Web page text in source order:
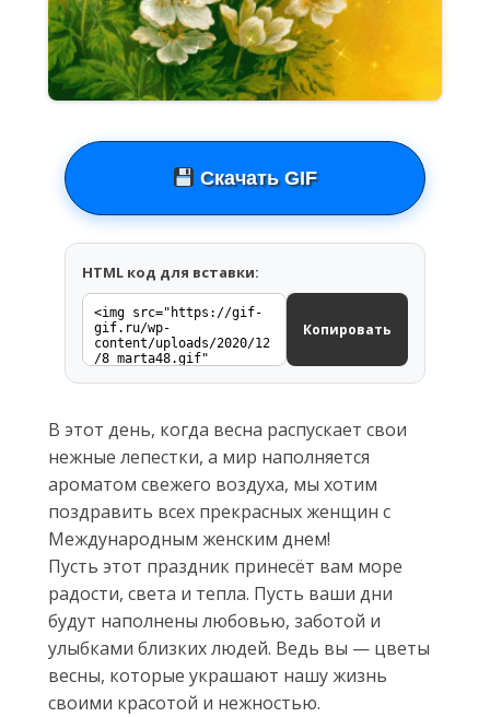
Скачать GIF
HTML код для вставки:
Копировать
В этот день, когда весна распускает свои
нежные лепестки, а мир наполняется
ароматом свежего воздуха, мы хотим
поздравить всех прекрасных женщин с
Международным женским днем!
Пусть этот праздник принесёт вам море
радости, света и тепла. Пусть ваши дни
будут наполнены любовью, заботой и
улыбками близких людей. Ведь вы — цветы
весны, которые украшают нашу жизнь
своими красотой и нежностью.